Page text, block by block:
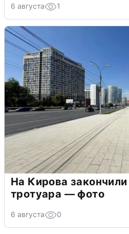
6 августа 1
На Кирова
тротуара — фото
6 августа 0